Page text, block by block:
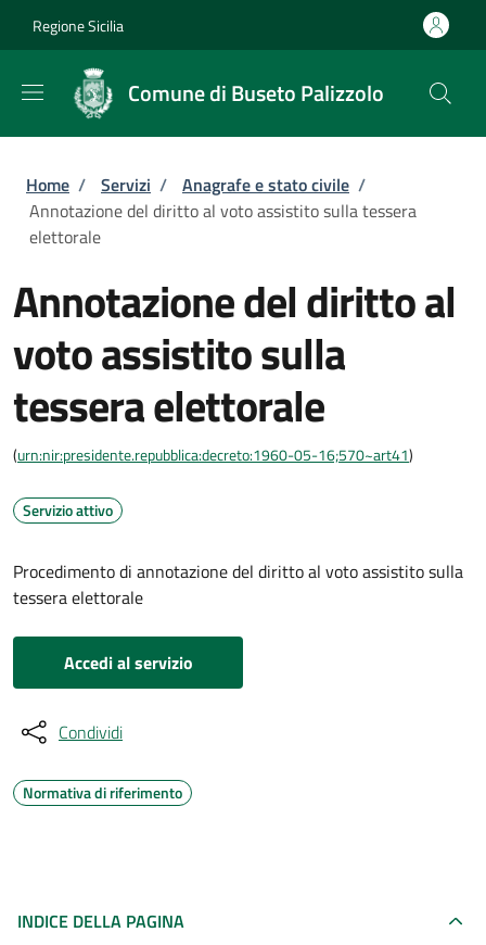
Regione Sicilia
Comune di Buseto Palizzolo
Briciole di pane
Home / Servizi / Anagrafe e stato civile /
Annotazione del diritto al voto assistito sulla tessera
elettorale
Annotazione del diritto al
voto assistito sulla
tessera elettorale
(urn:nir:presidente.repubblica:decreto:1960-05-16;570~art41)
Servizio attivo
Procedimento di annotazione del diritto al voto assistito sulla
tessera elettorale
Accedi al servizio
Condividi
Normativa di riferimento
INDICE DELLA PAGINA